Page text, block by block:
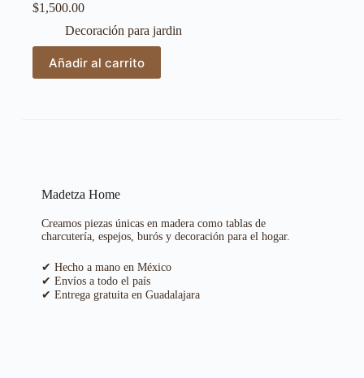
$1,500.00
Decoración para jardin
Añadir al carrito
Madetza Home
Creamos piezas únicas en madera como tablas de
charcutería, espejos, burós y decoración para el hogar.
✔ Hecho a mano en México
✔ Envíos a todo el país
✔ Entrega gratuita en Guadalajara